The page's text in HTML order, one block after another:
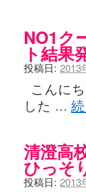
NO1ク
ト結果
投稿日: 2013
こんに
した …
清澄高
ひっそ
投稿日: 2013